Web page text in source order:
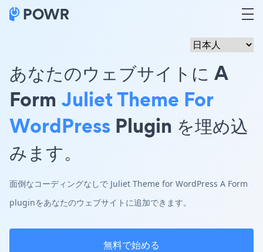
あなたのウェブサイトに A
Form Juliet Theme For
WordPress Plugin を埋め込
みます。
面倒なコーディングなしで Juliet Theme for WordPress A Form
pluginをあなたのウェブサイトに追加できます。
無料で始める